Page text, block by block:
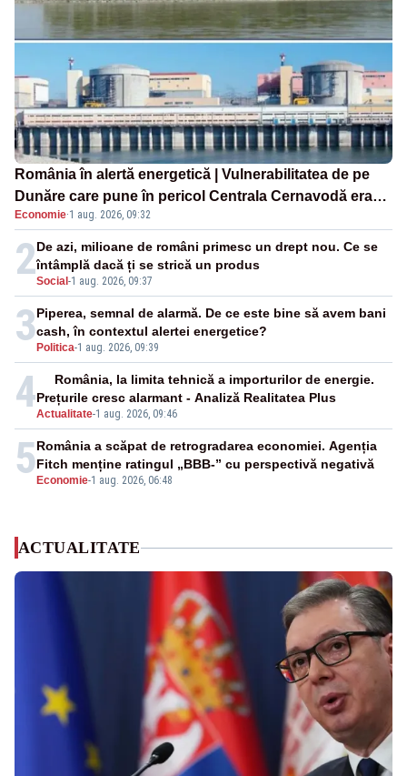
România în alertă energetică | Vulnerabilitatea de pe
Dunăre care pune în pericol Centrala Cernavodă era
cunoscută de pe vremea lui Ceaușescu
Economie·1 aug. 2026, 09:32
2Social -1 aug. 2026, 09:37
De azi, milioane de români primesc un drept nou. Ce se
întâmplă dacă ți se strică un produs
3 Politica-1 aug. 2026, 09:39
Piperea, semnal de alarmă. De ce este bine să avem bani
cash, în contextul alertei energetice?
4Actualitate-1 aug. 2026, 09:46
România, la limita tehnică a importurilor de energie.
Prețurile cresc alarmant - Analiză Realitatea Plus
5 Economie-1 aug. 2026, 06:48
România a scăpat de retrogradarea economiei. Agenția
Fitch menține ratingul „BBB-” cu perspectivă negativă
ACTUALITATE